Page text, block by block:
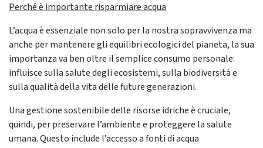
Perché è importante risparmiare acqua
L’acqua è essenziale non solo per la nostra sopravvivenza ma
anche per mantenere gli equilibri ecologici del pianeta, la sua
importanza va ben oltre il semplice consumo personale:
influisce sulla salute degli ecosistemi, sulla biodiversità e
sulla qualità della vita delle future generazioni.
Una gestione sostenibile delle risorse idriche è cruciale,
quindi, per preservare l’ambiente e proteggere la salute
umana. Questo include l’accesso a fonti di acqua